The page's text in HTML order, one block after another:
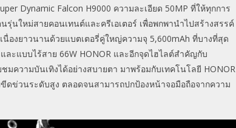
Dynamic Falcon H9000 ความละเอียด 50MP ที่ให้ทุกการ
นใหม่สายคอนเทนต์และครีเอเตอร์ เพื่อพกพานำไปสร้างสรรค์
องยาวนานด้วยแบตเตอรี่คู่ใหญ่ความจุ 5,600mAh ที่บางที่สุด
ละแบบไร้สาย 66W HONOR และอีกจุดไฮไลต์สำคัญกับ
วามบันเทิงได้อย่างสบายตา มาพร้อมกับเทคโนโลยี HONOR
ดข่วนระดับสูง ตลอดจนสามารถปกป้องหน้าจอมือถือจากความ